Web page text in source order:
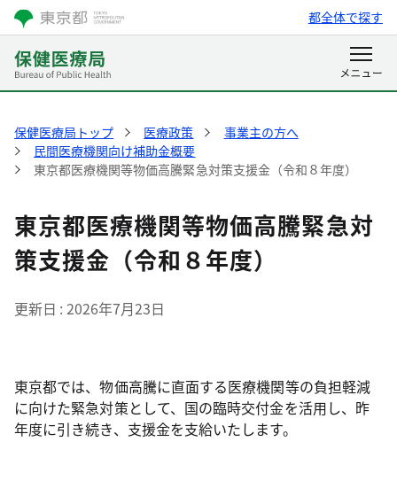
都全体で探す
保健医療局トップ 医療政策
事業主の方へ
民間医療機関向け補助金概要
東京都医療機関等物価高騰緊急対策支援金（令和８年度）
東京都医療機関等物価高騰緊急対
策支援金（令和８年度）
更新日 2026年7月23日
東京都では、物価高騰に直面する医療機関等の負担軽減
に向けた緊急対策として、国の臨時交付金を活用し、昨
年度に引き続き、支援金を支給いたします。